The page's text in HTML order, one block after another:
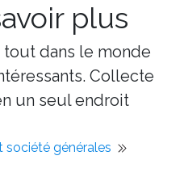
plus
dans le monde
Collecte
un seul endroit
société générales